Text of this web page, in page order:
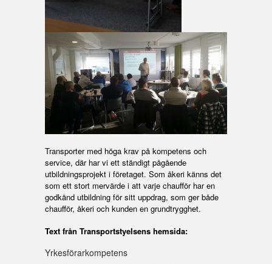
Transporter med höga krav på kompetens och
service, där har vi ett ständigt pågående
utbildningsprojekt i företaget. Som åkeri känns det
som ett stort mervärde i att varje chaufför har en
godkänd utbildning för sitt uppdrag, som ger både
chaufför, åkeri och kunden en grundtrygghet.
Text från Transportstyelsens hemsida:
Yrkesförarkompetens